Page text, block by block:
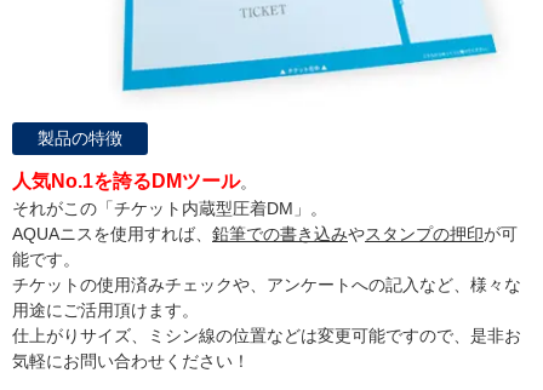
製品の特徴
人気No.1を誇るDMツール。
それがこの「チケット内蔵型圧着DM」。
AQUAニスを使用すれば、 鉛筆での書き込みやスタンプの押印が可
能です。
チケットの使用済みチェックや、アンケートへの記入など、様々な
用途にご活用頂けます。
仕上がりサイズ、ミシン線の位置などは変更可能ですので、是非お
気軽にお問い合わせください！